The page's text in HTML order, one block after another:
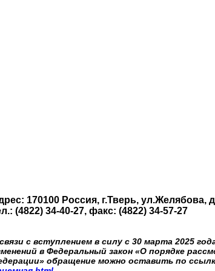
170100 Россия, г.Тверь, ул.Желябова,
(4822) 34-40-27, факс: (4822) 34-57-27
с вступлением в силу с 30 марта 2025
в Федеральный закон «О порядке
обращение можно оставить по